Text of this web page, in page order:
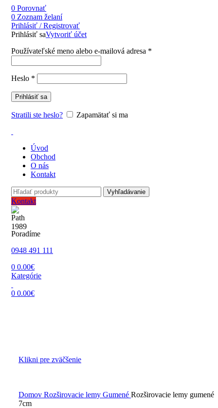
0 Porovnať
0 Zoznam želaní
Prihlásiť / Registrovať
Prihlásiť saVytvoriť účet
Používateľské meno alebo e-mailová adresa *
Heslo *
Prihlásiť sa
Stratili ste heslo? Zapamätať si ma
Úvod
Obchod
O nás
Kontakt
Vyhľadávanie
Kontakt
Poradíme
0948 491 111
0 0.00€
Kategórie
0 0.00€
Klikni pre zväčšenie
Domov Rozširovacie lemy Gumené Rozširovacie lemy gumené
7cm